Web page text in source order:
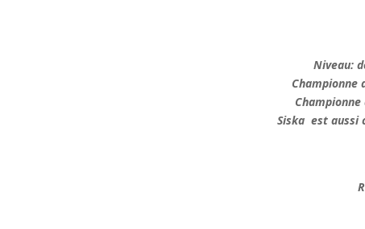
Niveau:
Championne
Siska est aussi